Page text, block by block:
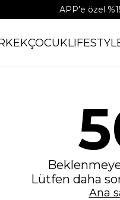
APP'e özel
ÇOCUK
Lütfen daha
Ana